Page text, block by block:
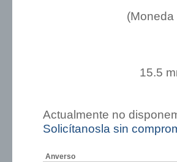
15.5
Actualmente no
Solicítanosla sin
Anverso